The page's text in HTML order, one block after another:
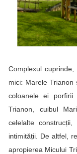
Complexul
mici: Marele Trianon
coloanele ei
Trianon, cuibul
celelalte
intimității. De altfel,
apropierea Micului